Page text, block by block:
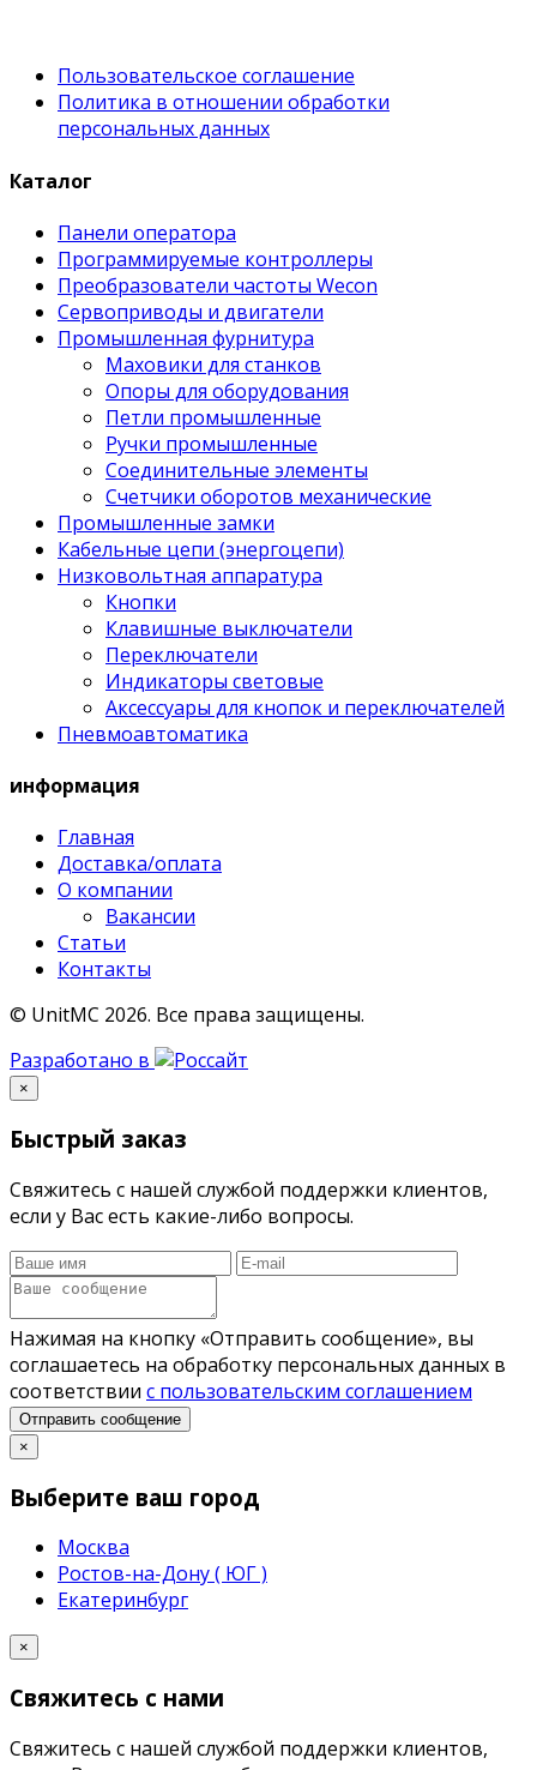
Пользовательское соглашение
Политика в отношении обработки
персональных данных
Каталог
Панели оператора
Программируемые контроллеры
Преобразователи частоты Wecon
Сервоприводы и двигатели
Промышленная фурнитура
Маховики для станков
Опоры для оборудования
Петли промышленные
Ручки промышленные
Соединительные элементы
Счетчики оборотов механические
Промышленные замки
Кабельные цепи (энергоцепи)
Низковольтная аппаратура
Кнопки
Клавишные выключатели
Переключатели
Индикаторы световые
Аксессуары для кнопок и переключателей
Пневмоавтоматика
информация
Главная
Доставка/оплата
О компании
Вакансии
Статьи
Контакты
© UnitMC 2026. Все права защищены.
Разработано в
×
Быстрый заказ
Свяжитесь с нашей службой поддержки клиентов,
если у Вас есть какие-либо вопросы.
Нажимая на кнопку «Отправить сообщение», вы
соглашаетесь на обработку персональных данных в
соответствии с пользовательским соглашением
Отправить сообщение
×
Выберите ваш город
Москва
Ростов-на-Дону ( ЮГ )
Екатеринбург
×
Свяжитесь с нами
Свяжитесь с нашей службой поддержки клиентов,